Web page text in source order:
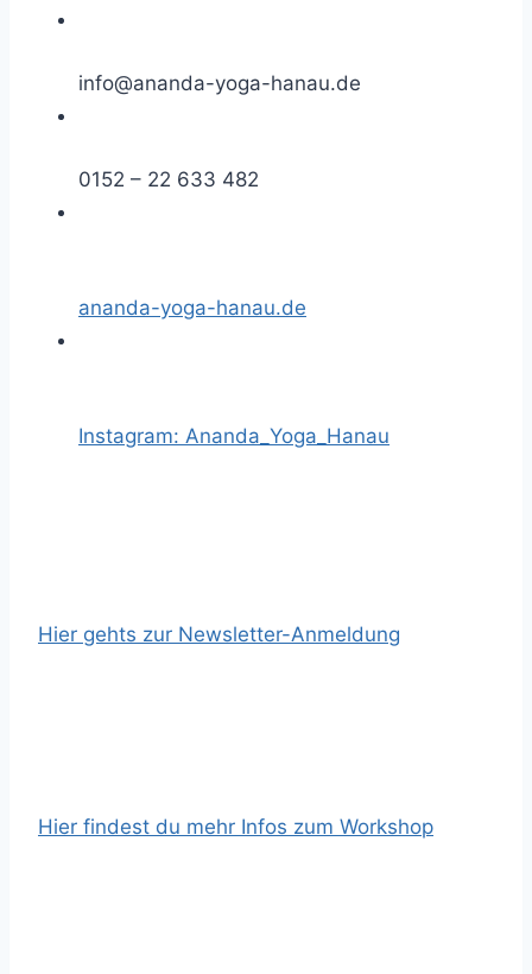
info@ananda-yoga-hanau.de
0152 – 22 633 482
ananda-yoga-hanau.de
Instagram: Ananda_Yoga_Hanau
Hier gehts zur Newsletter-Anmeldung
Hier findest du mehr Infos zum Workshop